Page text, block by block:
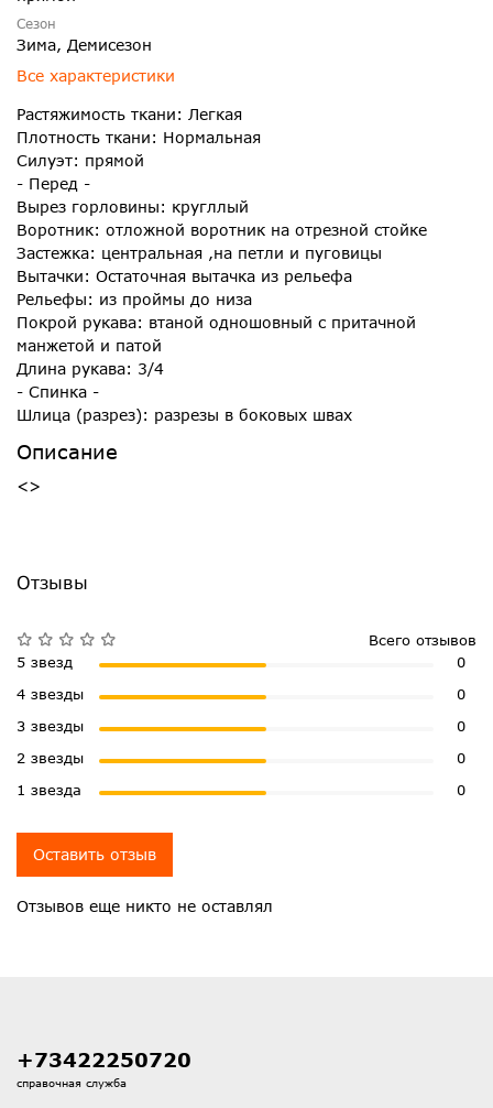
Сезон
Зима, Демисезон
Все характеристики
Растяжимость ткани: Легкая
Плотность ткани: Нормальная
Силуэт: прямой
- Перед -
Вырез горловины: кругллый
Воротник: отложной воротник на отрезной стойке
Застежка: центральная ,на петли и пуговицы
Вытачки: Остаточная вытачка из рельефа
Рельефы: из проймы до низа
Покрой рукава: втаной одношовный с притачной
манжетой и патой
Длина рукава: 3/4
- Спинка -
Шлица (разрез): разрезы в боковых швах
Описание
<>
Отзывы
Отзывов еще никто не оставлял
Всего отзывов
5 звезд
0
4 звезды
0
3 звезды
0
2 звезды
0
1 звезда
0
Оставить отзыв
+73422250720
справочная служба